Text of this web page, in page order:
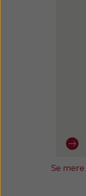
Se mere